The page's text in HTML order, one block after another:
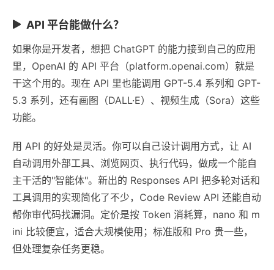
API 平台能做什么？
如果你是开发者，想把 ChatGPT 的能力接到自己的应用
里，OpenAI 的 API 平台（platform.openai.com）就是
干这个用的。现在 API 里也能调用 GPT-5.4 系列和 GPT-
5.3 系列，还有画图（DALL·E）、视频生成（Sora）这些
功能。
用 API 的好处是灵活。你可以自己设计调用方式，让 AI
自动调用外部工具、浏览网页、执行代码，做成一个能自
主干活的"智能体"。新出的 Responses API 把多轮对话和
工具调用的实现简化了不少，Code Review API 还能自动
帮你审代码找漏洞。定价是按 Token 消耗算，nano 和 m
ini 比较便宜，适合大规模使用；标准版和 Pro 贵一些，
但处理复杂任务更稳。